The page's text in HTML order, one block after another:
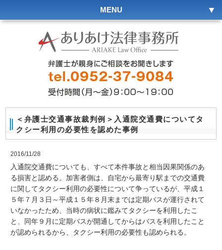
MENU
＜弁護士交通事故裁判例＞入通院交通費についてタ
クシー利用の必要性を認めた事例
2016/11/28
入通院交通費についても、すべて本件事故と相当因果関係のあ
る損害と認める。加害者側は、自宅から最寄り駅までの交通費
に関してタクシー利用の必要性について争っているが、平成１
５年７月３日～平成１５年８月末までは定期バスが運行されて
いなかったため、当時の病状に鑑みてタクシーを利用したこ
と、同年９月に定期バスが開通してからはバスを利用したこと
が認められるから、タクシー利用の必要性も認められる。